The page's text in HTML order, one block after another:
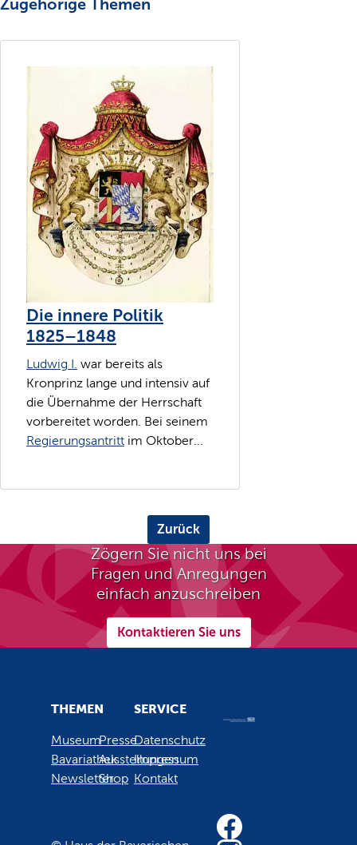
Die innere Politik
1825–1848
Ludwig I. war bereits als
Kronprinz lange und intensiv auf
die Übernahme der Herrschaft
vorbereitet worden. Bei seinem
Regierungsantritt im Oktober...
Zurück
Zögern Sie nicht uns bei
Fragen und Anregungen
einfach anzuschreiben
Kontaktieren Sie uns
THEMEN
Museum
Bavariathek
Newsletter
Presse
Ausstellungen
Shop
SERVICE
Datenschutz
Impressum
Kontakt